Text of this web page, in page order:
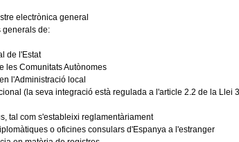
electrònica general
generals de:
de l'Estat
les Comunitats Autònomes
l'Administració local
(la seva integració està regulada a l'article 2.2 de la Llei
tal com s'estableixi reglamentàriament
o oficines consulars d'Espanya a l'estranger